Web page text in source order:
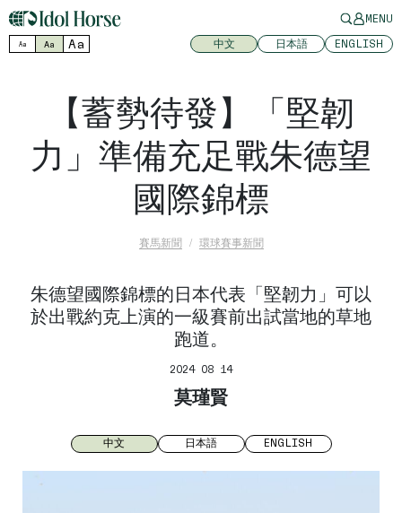
MENU
Aa Aa Aa 中文 日本語 ENGLISH
【蓄勢待發】「堅韌
力」準備充足戰朱德望
國際錦標
賽馬新聞 環球賽事新聞
朱德望國際錦標的日本代表「堅韌力」可以
於出戰約克上演的一級賽前出試當地的草地
跑道。
2024 08 14
莫瑾賢
中文 日本語 ENGLISH